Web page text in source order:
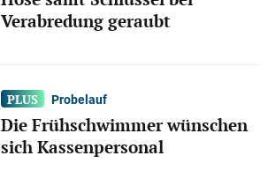
Verabredung geraubt
Probelauf
Die Frühschwimmer wünschen
sich Kassenpersonal